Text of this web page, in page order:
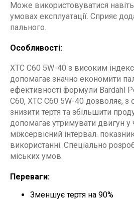
Може використовуватися
умовах експлуатації. Сприяє
пального.
Особливості:
XTC C60 5W-40 з високим
допомагає значно економити
ефективності формули Bardahl
C60, XTC C60 5W-40 дозволяє, з
знизити тертя та збільшити
допомагає утримувати двигун у
міжсервісний інтервал.
використанні. Спеціально
міських умов.
Переваги:
Зменшує тертя на 90%